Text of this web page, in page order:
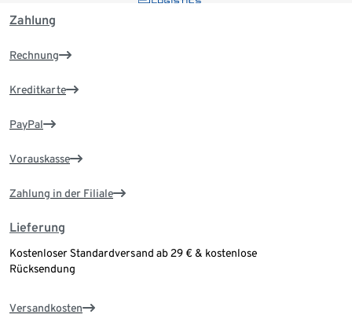
Zahlung
Rechnung
Kreditkarte
PayPal
Vorauskasse
Zahlung in der Filiale
Lieferung
Kostenloser Standardversand ab 29 € & kostenlose
Rücksendung
Versandkosten